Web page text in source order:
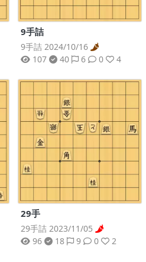
9手詰
9手詰 2024/10/16
107
40 6 0 4
29手
29手詰 2023/11/05
96
18 9 0 2